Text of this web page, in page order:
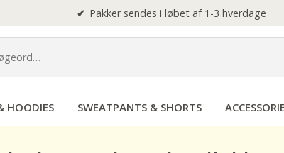
Pakker sendes i løbet af 1-3 hverdage
HOODIES SWEATPANTS & SHORTS